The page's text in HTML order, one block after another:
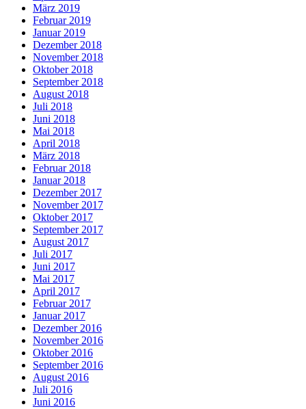
März 2019
Februar 2019
Januar 2019
Dezember 2018
November 2018
Oktober 2018
September 2018
August 2018
Juli 2018
Juni 2018
Mai 2018
April 2018
März 2018
Februar 2018
Januar 2018
Dezember 2017
November 2017
Oktober 2017
September 2017
August 2017
Juli 2017
Juni 2017
Mai 2017
April 2017
Februar 2017
Januar 2017
Dezember 2016
November 2016
Oktober 2016
September 2016
August 2016
Juli 2016
Juni 2016